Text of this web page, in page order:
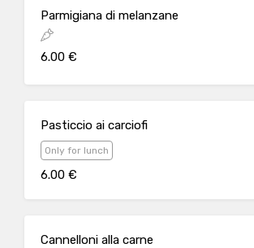
Parmigiana di melanzane
6.00 €
Pasticcio ai carciofi
Only for lunch
6.00 €
Cannelloni alla carne